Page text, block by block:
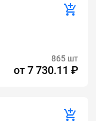
865 шт
от7 730.11 ₽